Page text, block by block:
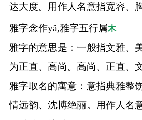
达大度。用作人名意指宽容、
雅字念作yǎ,雅字五行属木
雅字的意思是：一般指文雅、
为正直、高尚。高尚、正直、
雅字取名的寓意：意指典雅整
情远韵、沈博绝丽。用作人名